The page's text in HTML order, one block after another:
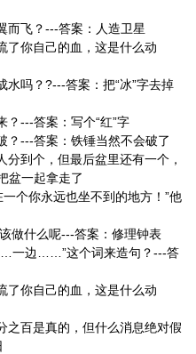
而飞？---答案：人造卫星
了你自己的血，这是什么动
吗？?---答案：把“冰”字去掉
？---答案：写个“红”字
？---答案：铁锤当然不会破了
到个，但最后盆里还有一个，
盆一起拿走了
个你永远也坐不到的地方！”他
做什么呢---答案：修理钟表
一边……”这个词来造句？---答
了你自己的血，这是什么动
之百是真的，但什么消息绝对假